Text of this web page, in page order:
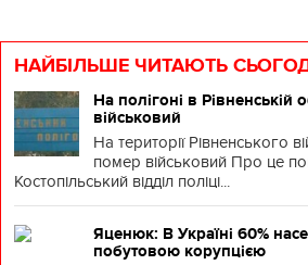
НАЙБІЛЬШЕ ЧИТАЮТЬ
На полігоні в Рівненській
військовий
На території Рівненського
помер військовий Про це
Костопільський відділ поліці...
Яценюк: В Україні 60%
побутовою корупцією